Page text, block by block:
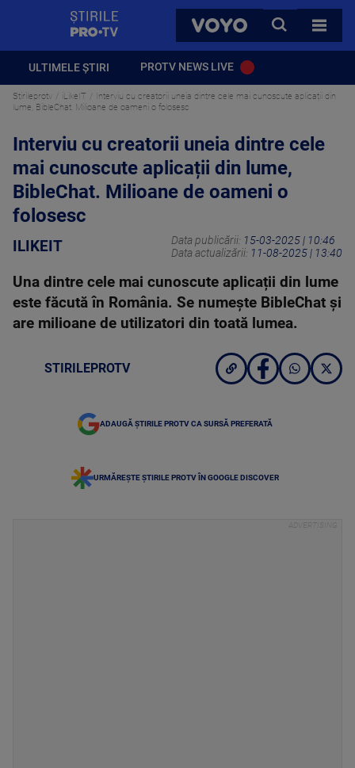
VOYO
CAUTA
TOATE
ULTIMELE ȘTIRI PROTV NEWS LIVE
Stirileprotv iLikeIT
Interviu cu creatorii uneia dintre cele mai cunoscute aplicații din
lume, BibleChat. Milioane de oameni o folosesc
Interviu cu creatorii uneia dintre cele
mai cunoscute aplicații din lume,
BibleChat. Milioane de oameni o
folosesc
ILIKEIT Data publicării: 15-03-2025 | 10:46
Data actualizării: 11-08-2025 | 13:40
Una dintre cele mai cunoscute aplicații din lume
este făcută în România. Se numește BibleChat și
are milioane de utilizatori din toată lumea.
STIRILEPROTV
ADAUGĂ ȘTIRILE PROTV CA SURSĂ PREFERATĂ
URMĂREȘTE ȘTIRILE PROTV ÎN GOOGLE DISCOVER